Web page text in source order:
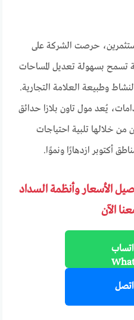
حرصت الشركة على
تسمح بسهولة تعديل المساحات
وطبيعة العلامة التجارية.
يُعد مول تاون بلازا حدائق
من خلالها تلبية احتياجات
أكتوبر ازدهارًا ونموًا.
الأسعار وأنظمة السداد
الآن
اتصل